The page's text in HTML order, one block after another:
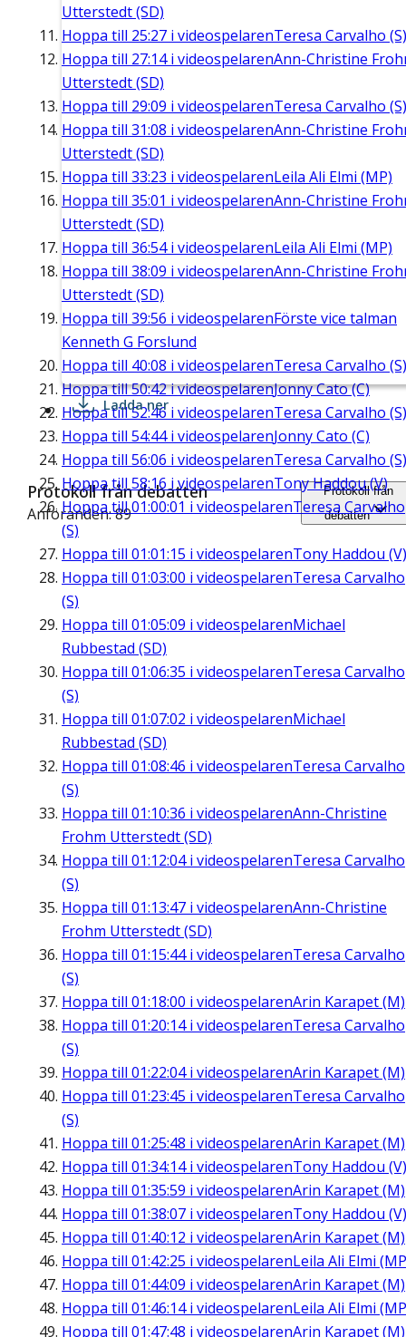
Utterstedt (SD)
Hoppa till 25:27 i videospelarenTeresa Carvalho (S)
Hoppa till 27:14i videospelarenAnn-Christine
Utterstedt (SD)
Hoppa till 29:09 i videospelarenTeresa Carvalho (S)
Hoppa till 31:08 i videospelarenAnn-Christine
Utterstedt (SD)
Hoppa till 33:23 i videospelarenLeila Ali Elmi (MP)
Hoppa till 35:01 i videospelarenAnn-Christine
Utterstedt (SD)
Hoppa till 36:54i videospelarenLeila Ali Elmi (MP)
Hoppa till 38:09 i videospelarenAnn-Christine
Utterstedt (SD)
Hoppa till 39:56 i videospelarenFörste vice talman
Kenneth G Forslund
Hoppa till 40:08 i videospelarenTeresa Carvalho (S)
Hoppa till50:42i videospelarenJonny Cato (C)
Hoppa till52:46 i videospelarenTeresa Carvalho (S)
Hoppa till 54:44i videospelarenJonny Cato (C)
Hoppa till 56:06 i videospelarenTeresa Carvalho (S)
Hoppa till 58:16 i videospelarenTony Haddou (V)
Hoppa till01:00:01 i videospelarenTeresa Carvalho
(S)
Hoppa till 01:01:15 i videospelarenTony Haddou (V)
Hoppa till 01:03:00 i videospelarenTeresa Carvalho
(S)
Hoppa till 01:05:09 i videospelarenMichael
Rubbestad (SD)
Hoppa till 01:06:35 i videospelarenTeresa Carvalho
(S)
Hoppa till 01:07:02 i videospelarenMichael
Rubbestad (SD)
Hoppa till 01:08:46 i videospelarenTeresa Carvalho
(S)
Hoppa till 01:10:36 i videospelarenAnn-Christine
Frohm Utterstedt (SD)
Hoppa till 01:12:04i videospelarenTeresa Carvalho
(S)
Hoppa till 01:13:47 i videospelarenAnn-Christine
Frohm Utterstedt (SD)
Hoppa till 01:15:44i videospelarenTeresa Carvalho
(S)
Hoppa till 01:18:00 i videospelarenArin Karapet (M)
Hoppa till 01:20:14i videospelarenTeresa Carvalho
(S)
Hoppa till 01:22:04i videospelarenArin Karapet (M)
Hoppa till 01:23:45 i videospelarenTeresa Carvalho
(S)
Hoppa till 01:25:48 i videospelarenArin Karapet (M)
Hoppa till 01:34:14i videospelarenTony Haddou (V)
Hoppa till 01:35:59 i videospelarenArin Karapet (M)
Hoppa till 01:38:07 i videospelarenTony Haddou (V)
Hoppa till 01:40:12 i videospelarenArin Karapet (M)
Hoppa till 01:42:25 i videospelarenLeila Ali Elmi
Hoppa till 01:44:09 i videospelarenArin Karapet (M)
Hoppa till 01:46:14i videospelarenLeila Ali Elmi
Hoppa till 01:47:48 i videospelarenArin Karapet (M)
Ladda ner
Protokoll från debatten
Anföranden: 89
Protokoll från
debatten